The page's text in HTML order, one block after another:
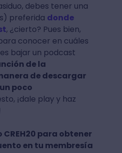
debes tener una
preferida donde
, ¿cierto? Pues bien,
conocer en cuáles
bajar un podcast
de la
de descargar
poco
¡dale play y haz
para obtener
en tu membresía